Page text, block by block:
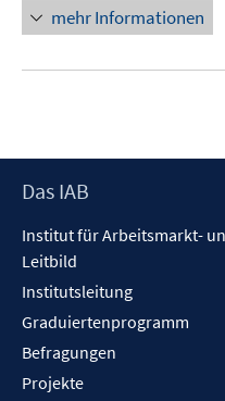
mehr Informationen
Footer
Das IAB
Institut für Arbeitsmarkt-
Leitbild
Institutsleitung
Graduiertenprogramm
Befragungen
Projekte